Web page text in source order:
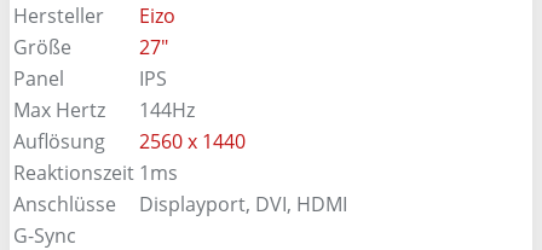
Hersteller
Eizo
Größe
27"
Panel
IPS
Max Hertz
144Hz
Auflösung
2560 x 1440
Reaktionszeit 1ms
Anschlüsse
Displayport, DVI, HDMI
G-Sync